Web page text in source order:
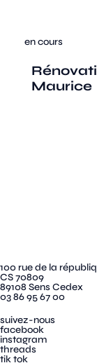
en cours
Maurice
100 rue de la
CS 70809
89108 Sens Cedex
03 86 95 67 00
suivez-nous
facebook
instagram
threads
tik tok